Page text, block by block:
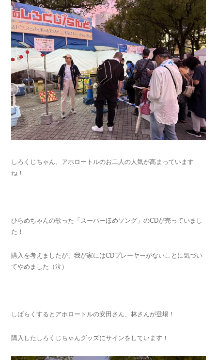
しろくじちゃん、アホロートルのお二人の人気が高まっています
ね！
ひらめちゃんの歌った「スーパーほめソング」のCDが売っていまし
た！
購入を考えましたが、我が家にはCDプレーヤーがないことに気づい
てやめました（泣）
しばらくするとアホロートルの安田さん、林さんが登場！
購入したしろくじちゃんグッズにサインをしています！